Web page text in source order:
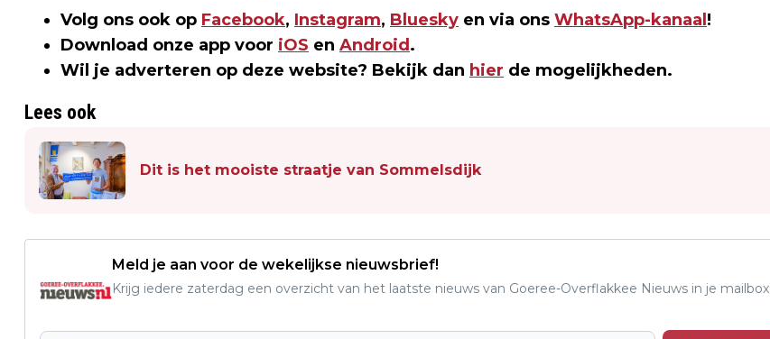
Volg ons ook op Facebook, Instagram, Bluesky en via ons WhatsApp-kanaal !
Download onze app voor iOS en Android .
Wil je adverteren op deze website? Bekijk dan hier de mogelijkheden.
Lees ook
Dit is het mooiste straatje van Sommelsdijk
Meld je aan voor de wekelijkse nieuwsbrief!
Krijg iedere zaterdag een overzicht van het laatste nieuws van Goeree-Overflakkee Nieuws in je mailbox